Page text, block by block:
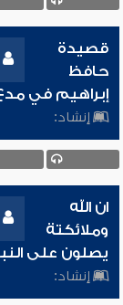
قصيدة
حافظ
إبراهيم في
إنشاد:
ان الله
وملائكتة
يصلون على
إنشاد: